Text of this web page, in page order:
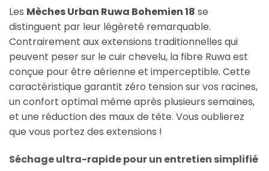
Les Mèches Urban Ruwa Bohemien 18 se
distinguent par leur légèreté remarquable.
Contrairement aux extensions traditionnelles qui
peuvent peser sur le cuir chevelu, la fibre Ruwa est
conçue pour être aérienne et imperceptible. Cette
caractéristique garantit zéro tension sur vos racines,
un confort optimal même après plusieurs semaines,
et une réduction des maux de tête. Vous oublierez
que vous portez des extensions !
Séchage ultra-rapide pour un entretien simplifié